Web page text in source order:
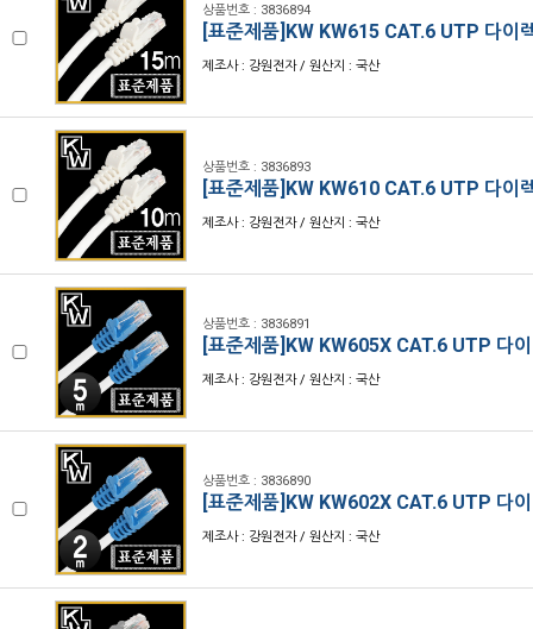
상품번호 : 3836894
[표준제품]KW KW615 CAT.6 UTP 다이
제조사 : 강원전자 / 원산지 : 국산
상품번호 : 3836893
[표준제품]KW KW610 CAT.6 UTP 다이
제조사 : 강원전자 / 원산지 : 국산
상품번호 : 3836891
[표준제품]KW KW605X CAT.6 UTP 다
제조사 : 강원전자 / 원산지 : 국산
상품번호 : 3836890
[표준제품]KW KW602X CAT.6 UTP 다
제조사 : 강원전자 / 원산지 : 국산